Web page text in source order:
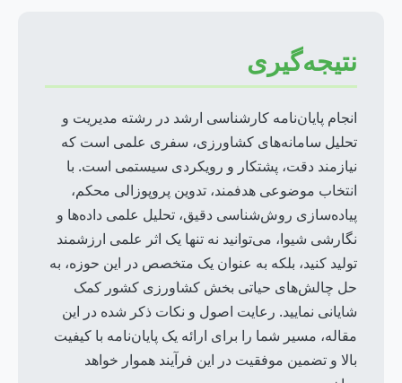
نتیجه‌گیری
انجام پایان‌نامه کارشناسی ارشد در رشته مدیریت و
تحلیل سامانه‌های کشاورزی، سفری علمی است که
نیازمند دقت، پشتکار و رویکردی سیستمی است. با
انتخاب موضوعی هدفمند، تدوین پروپوزالی محکم،
پیاده‌سازی روش‌شناسی دقیق، تحلیل علمی داده‌ها و
نگارشی شیوا، می‌توانید نه تنها یک اثر علمی ارزشمند
تولید کنید، بلکه به عنوان یک متخصص در این حوزه، به
حل چالش‌های حیاتی بخش کشاورزی کشور کمک
شایانی نمایید. رعایت اصول و نکات ذکر شده در این
مقاله، مسیر شما را برای ارائه یک پایان‌نامه با کیفیت
بالا و تضمین موفقیت در این فرآیند هموار خواهد